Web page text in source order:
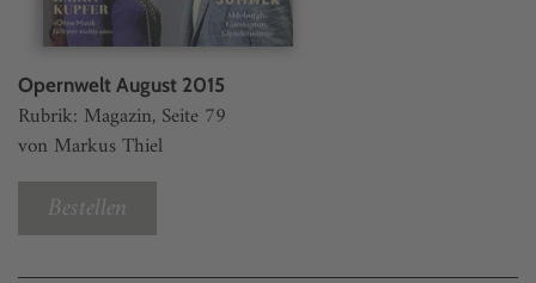
Opernwelt August 2015
Rubrik: Magazin, Seite 79
von Markus Thiel
Bestellen